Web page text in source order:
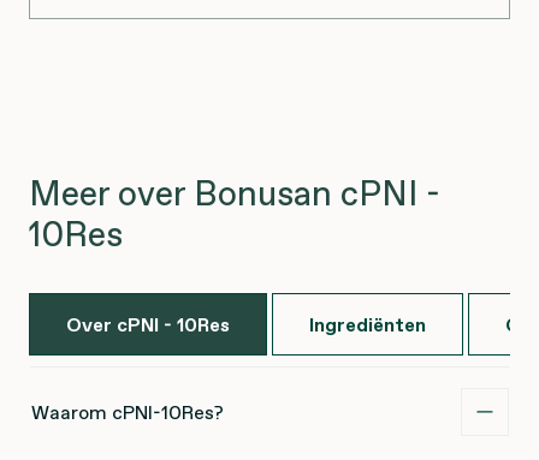
Meer over Bonusan cPNI -
10Res
Over cPNI - 10Res Ingrediënten
Waarom cPNI-10Res?